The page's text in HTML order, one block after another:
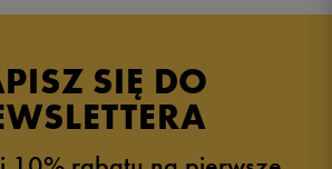
SIĘ DO